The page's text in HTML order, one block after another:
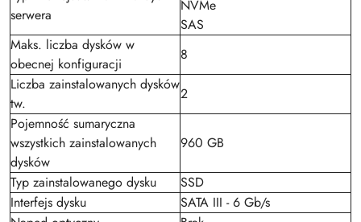
serwera
NVMe
SAS
Maks. liczba dysków w
obecnej konfiguracji
8
Liczba zainstalowanych dysków
tw.
2
Pojemność sumaryczna
wszystkich zainstalowanych
dysków
960 GB
Typ zainstalowanego dysku
SSD
Interfejs dysku
SATA III - 6 Gb/s